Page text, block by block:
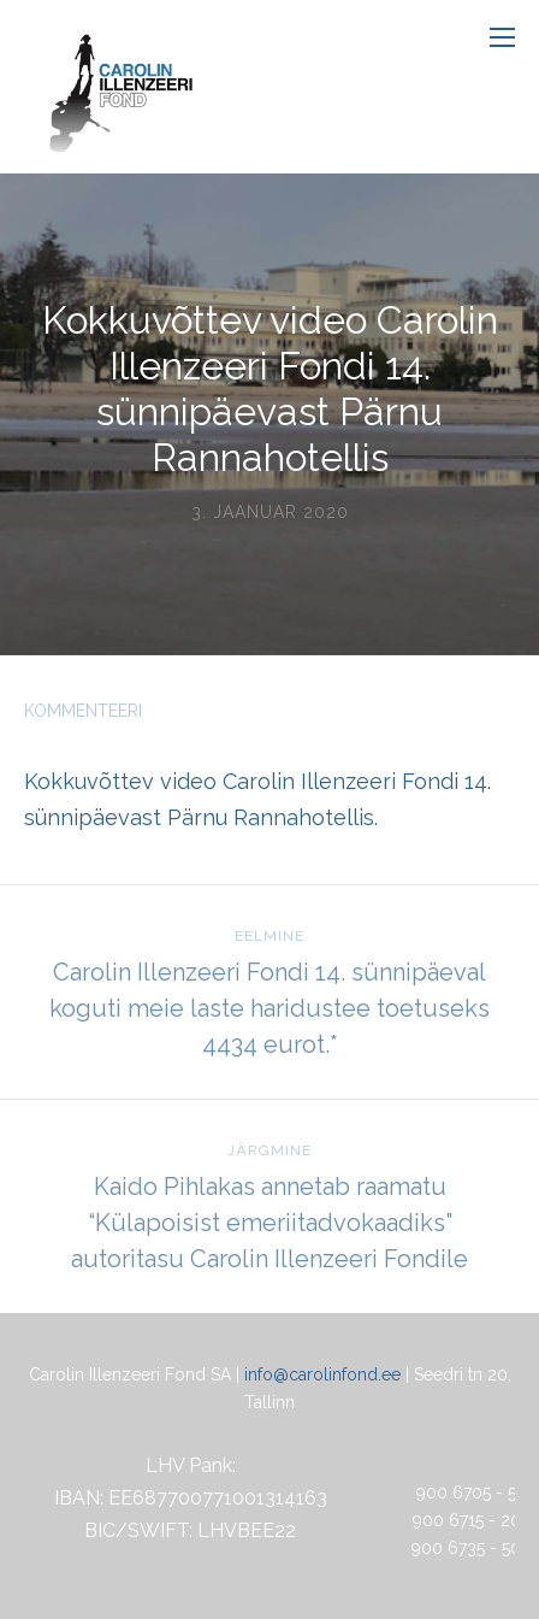
Kokkuvõttev video Carolin
Illenzeeri Fondi 14.
sünnipäevast Pärnu
Rannahotellis
3. JAANUAR 2020
KOMMENTEERI
Kokkuvõttev video Carolin Illenzeeri Fondi 14.
sünnipäevast Pärnu Rannahotellis.
EELMINE
Carolin Illenzeeri Fondi 14. sünnipäeval
koguti meie laste haridustee toetuseks
4434 eurot.*
JÄRGMINE
Kaido Pihlakas annetab raamatu
“Külapoisist emeriitadvokaadiks”
autoritasu Carolin Illenzeeri Fondile
Carolin Illenzeeri Fond SA | info@carolinfond.ee| Seedri tn 20,
Tallinn
LHV Pank:
IBAN: EE687700771001314163
BIC/SWIFT: LHVBEE22
900 6705 - 5
900 6715 - 20
900 6735 - 50